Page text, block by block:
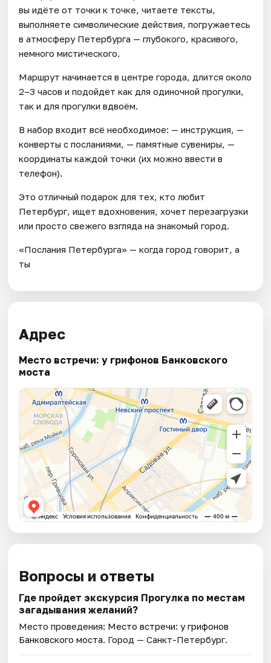
вы идёте от точки к точке, читаете тексты,
выполняете символические действия, погружаетесь
в атмосферу Петербурга — глубокого, красивого,
немного мистического.
Маршрут начинается в центре города, длится около
2–3 часов и подойдёт как для одиночной прогулки,
так и для прогулки вдвоём.
В набор входит всё необходимое: — инструкция, —
конверты с посланиями, — памятные сувениры, —
координаты каждой точки (их можно ввести в
телефон).
Это отличный подарок для тех, кто любит
Петербург, ищет вдохновения, хочет перезагрузки
или просто свежего взгляда на знакомый город.
«Послания Петербурга» — когда город говорит, а
ты
Адрес
Место встречи: у грифонов Банковского
моста
Вопросы и ответы
Где пройдет экскурсия Прогулка по местам
загадывания желаний?
Место проведения: Место встречи: у грифонов
Банковского моста. Город — Санкт-Петербург.